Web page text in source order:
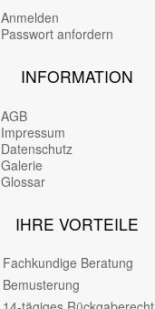
Anmelden
Passwort anfordern
INFORMATION
AGB
Impressum
Datenschutz
Galerie
Glossar
IHRE VORTEILE
Fachkundige Beratung
Bemusterung